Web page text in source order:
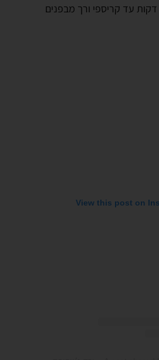
View this post on